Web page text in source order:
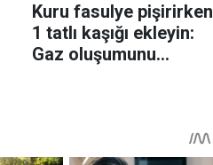
Kuru fasulye pişirirken
1 tatlı kaşığı ekleyin:
Gaz oluşumunu